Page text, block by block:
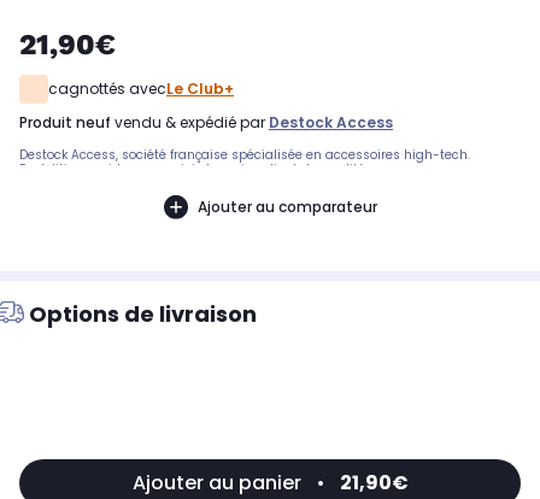
21,90€
cagnottés avecLe Club+
produit neuf vendu & expédié par Destock Access
Destock Access, société française spécialisée en accessoires high-tech.
Expédition rapide avec suivi et service client de qualité.
Ajouter au comparateur
Options de livraison
Ajouter au panier • 21,90€